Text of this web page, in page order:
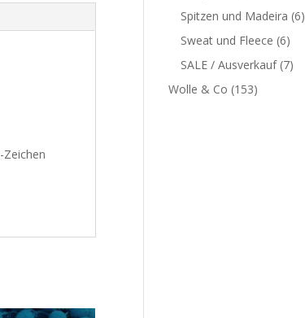
Spitzen und Madeira (6)
Sweat und Fleece (6)
SALE / Ausverkauf (7)
Wolle & Co (153)